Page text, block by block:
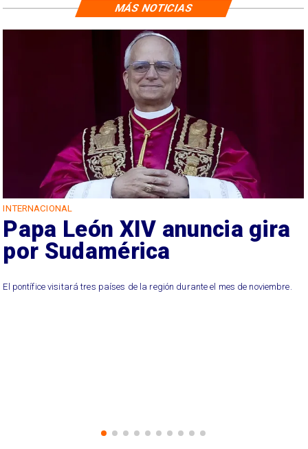
INTERNACIONAL
Papa León XIV anuncia gira
por Sudamérica
El pontífice visitará tres países de la región durante el mes de noviembre.
MÁS NOTICIAS